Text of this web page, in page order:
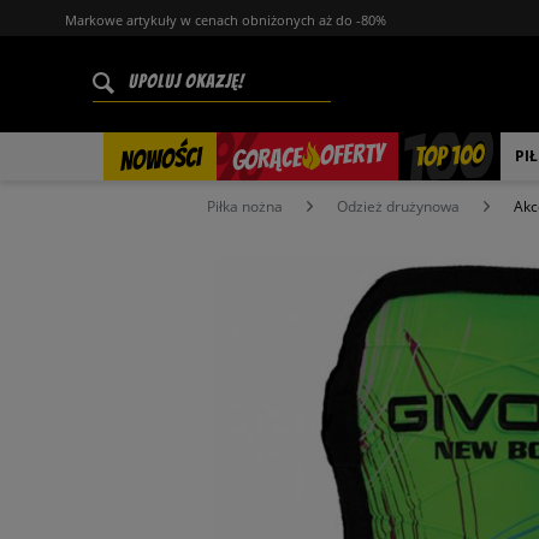
Markowe artykuły w cenach obniżonych aż do -80%
NOWOŚCI GORĄCE OFERTY
% TOP 100
Piłka nożna Odzież drużynowa